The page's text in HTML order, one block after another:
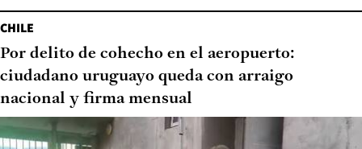
CHILE
Por delito de cohecho en el aeropuerto:
ciudadano uruguayo queda con arraigo
nacional y firma mensual